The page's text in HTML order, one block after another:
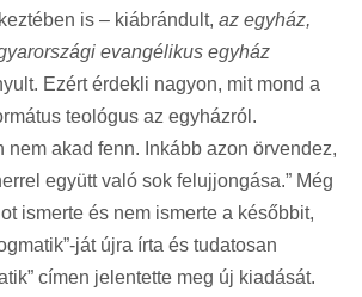
is – kiábrándult, az egyház,
evangélikus egyház
Ezért érdekli nagyon, mit mond a
teológus az egyházról.
nem akad fenn. Inkább azon örvendez,
együtt való sok felujjongása.” Még
ismerte és nem ismerte a későbbit,
ját újra írta és tudatosan
címen jelentette meg új kiadását.